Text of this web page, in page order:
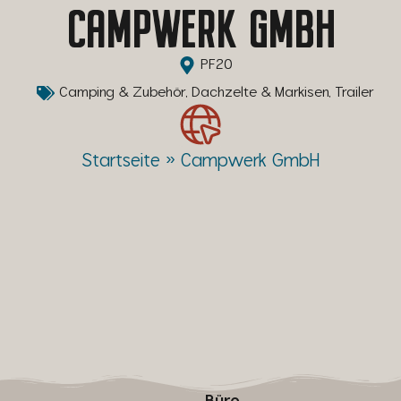
CAMPWERK GMBH
PF20
Camping & Zubehör, Dachzelte & Markisen, Trailer
Startseite » Campwerk GmbH